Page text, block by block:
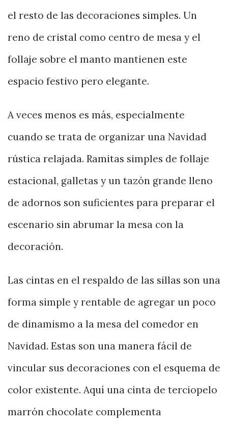
el resto de las decoraciones simples. Un
reno de cristal como centro de mesa y el
follaje sobre el manto mantienen este
espacio festivo pero elegante.
A veces menos es más, especialmente
cuando se trata de organizar una Navidad
rústica relajada. Ramitas simples de follaje
estacional, galletas y un tazón grande lleno
de adornos son suficientes para preparar el
escenario sin abrumar la mesa con la
decoración.
Las cintas en el respaldo de las sillas son una
forma simple y rentable de agregar un poco
de dinamismo a la mesa del comedor en
Navidad. Estas son una manera fácil de
vincular sus decoraciones con el esquema de
color existente. Aquí una cinta de terciopelo
marrón chocolate complementa